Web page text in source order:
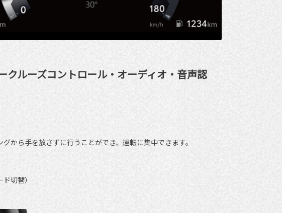
ルーズコントロール・オーディオ・音声認
から手を放さずに行うことができ、運転に集中できます。
切替）